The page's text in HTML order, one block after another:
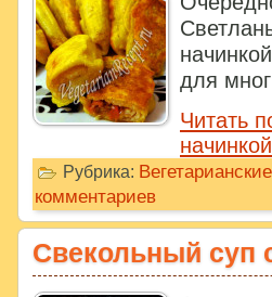
для
Читать
Рубрика:
комментариев
Свекольный суп